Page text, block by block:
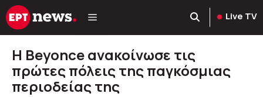
Μετάβαση
σε
Live TV
Η Beyonce ανακοίνωσε τις
πρώτες πόλεις της παγκόσμιας
περιοδείας της